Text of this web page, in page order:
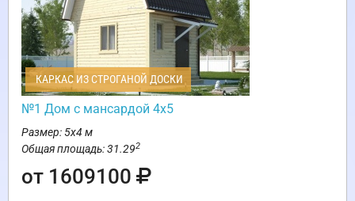
КАРКАС ИЗ СТРОГАНОЙ ДОСКИ
№1 Дом с мансардой 4х5
Размер: 5х4 м
Общая площадь: 31.292
от 1609100